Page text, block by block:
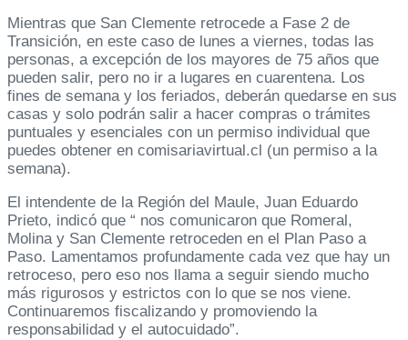
Mientras que San Clemente retrocede a Fase 2 de
Transición, en este caso de lunes a viernes, todas las
personas, a excepción de los mayores de 75 años que
pueden salir, pero no ir a lugares en cuarentena. Los
fines de semana y los feriados, deberán quedarse en sus
casas y solo podrán salir a hacer compras o trámites
puntuales y esenciales con un permiso individual que
puedes obtener en comisariavirtual.cl (un permiso a la
semana).
El intendente de la Región del Maule, Juan Eduardo
Prieto, indicó que “ nos comunicaron que Romeral,
Molina y San Clemente retroceden en el Plan Paso a
Paso. Lamentamos profundamente cada vez que hay un
retroceso, pero eso nos llama a seguir siendo mucho
más rigurosos y estrictos con lo que se nos viene.
Continuaremos fiscalizando y promoviendo la
responsabilidad y el autocuidado”.